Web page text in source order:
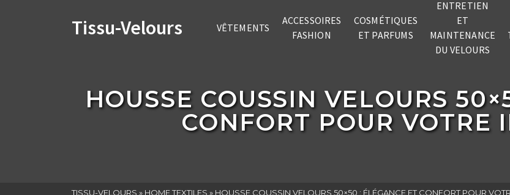
Tissu-Velours VÊTEMENTS
ACCESSOIRES
FASHION
COSMÉTIQUES
ET PARFUMS
ENTRETIEN
ET
MAINTENANCE
DU VELOURS
HOUSSE COUSSIN VELOURS
CONFORT POUR VOTRE
TISSU-VELOURS » HOME TEXTILES » HOUSSE COUSSIN VELOURS 50×50 : ÉLÉGANCE ET CONFORT POUR